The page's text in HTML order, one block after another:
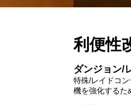
利便性
ダンジョン/
特殊/レイドコ
機を強化するた